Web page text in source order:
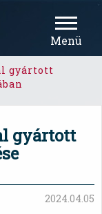
Menü
gyártott
gyártott
2024.04.05